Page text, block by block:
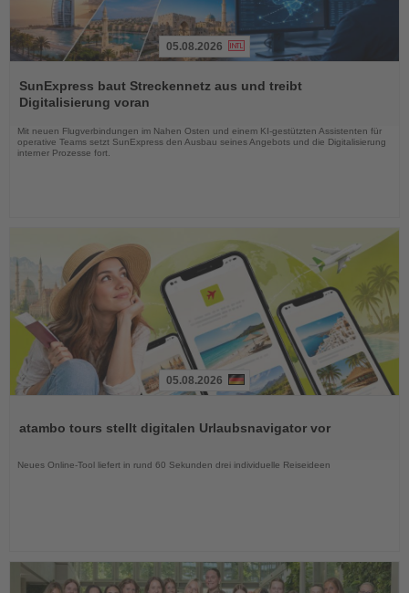
Sie
die
Nachrichten
05.08.2026
SunExpress baut Streckennetz aus und treibt
Digitalisierung voran
Mit neuen Flugverbindungen im Nahen Osten und einem KI-gestützten Assistenten für
operative Teams setzt SunExpress den Ausbau seines Angebots und die Digitalisierung
interner Prozesse fort.
die
05.08.2026
atambo tours stellt digitalen Urlaubsnavigator vor
Neues Online-Tool liefert in rund 60 Sekunden drei individuelle Reiseideen